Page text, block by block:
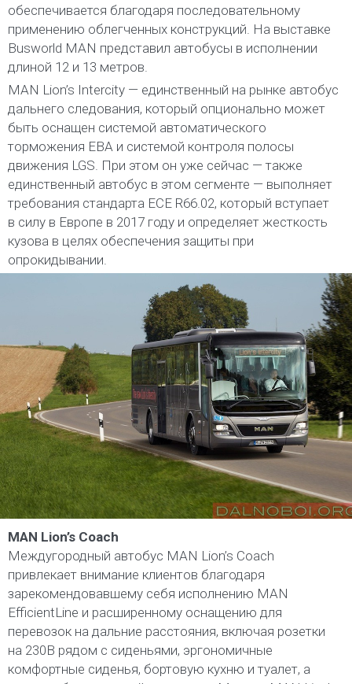
обеспечивается благодаря последовательному
применению облегченных конструкций. На выставке
Busworld MAN представил автобусы в исполнении
длиной 12 и 13 метров.
MAN Lion’s Intercity — единственный на рынке автобус
дальнего следования, который опционально может
быть оснащен системой автоматического
торможения EBA и системой контроля полосы
движения LGS. При этом он уже сейчас — также
единственный автобус в этом сегменте — выполняет
требования стандарта ECE R66.02, который вступает
в силу в Европе в 2017 году и определяет жесткость
кузова в целях обеспечения защиты при
опрокидывании.
MAN Lion’s Coach
Междугородный автобус MAN Lion’s Coach
привлекает внимание клиентов благодаря
зарекомендовавшему себя исполнению MAN
EfficientLine и расширенному оснащению для
перевозок на дальние расстояния, включая розетки
на 230В рядом с сиденьями, эргономичные
комфортные сиденья, бортовую кухню и туалет, а